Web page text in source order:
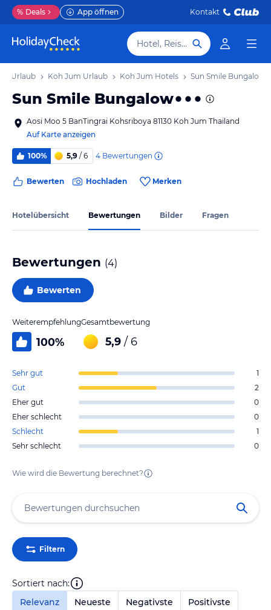
% Deals App öffnen Kontakt
Hotel, Reiseziel
Urlaub Koh Jum Urlaub Koh Jum Hotels Sun Smile Bungalow
Sun Smile Bungalow
Aosi Moo 5 BanTingrai Kohsriboya 81130 Koh Jum Thailand
Auf Karte anzeigen
100% 5,9 / 6 4 Bewertungen
Bewerten Hochladen Merken
Hotelübersicht Bewertungen Bilder Fragen
Bewertungen (4)
Bewerten
Weiterempfehlung
100%
Gesamtbewertung
5,9 / 6
Sehr gut
1
Gut
2
Eher gut
0
Eher schlecht
0
Schlecht
1
Sehr schlecht
0
Wie wird die Bewertung berechnet?
Filtern
Sortiert nach:
Relevanz
Neueste Negativste Positivste